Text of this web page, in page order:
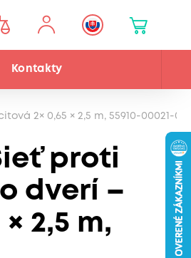
Kontakty
2× 0,65 × 2,5 m, 55910-00021-00
proti
dverí –
2,5 m,